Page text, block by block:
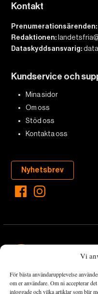
Vi
För bästa användarupplevelse
om er användare. Om ni accepterar
inloggade och vilka artiklar som blir
Kontakt
Prenumerationsärenden:
Redaktionen:
Dataskyddsansvarig:
Kundservice och
Mina sidor
Om oss
Stöd oss
Kontakta oss
Nyhetsbrev
Landets Fria Tidning är en
det viktigaste som händer